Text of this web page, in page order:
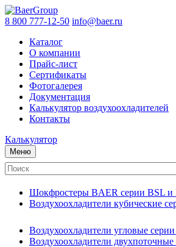
8 800 777-12-50 info@baer.ru
Каталог
О компании
Прайс-лист
Сертификаты
Фотогалерея
Документация
Калькулятор воздухоохладителей
Контакты
Калькулятор
Меню
Шокфростеры BAER серии BSL и
Воздухоохладители кубические
Воздухоохладители угловые
Воздухоохладители